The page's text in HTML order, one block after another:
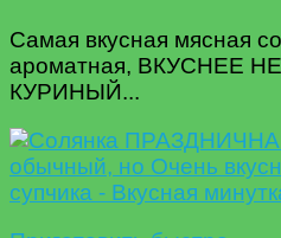
Самая вкусная мясная
ароматная, ВКУСНЕЕ
КУРИНЫЙ...